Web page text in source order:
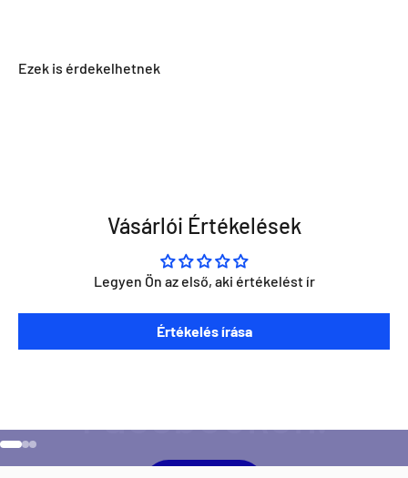
Vásárlói Értékelések
Legyen Ön az első, aki értékelést ír
Értékelés írása
Szeretnéd ha napra kész lennél minden Direct Darts
aktivitással kapcsolatban?